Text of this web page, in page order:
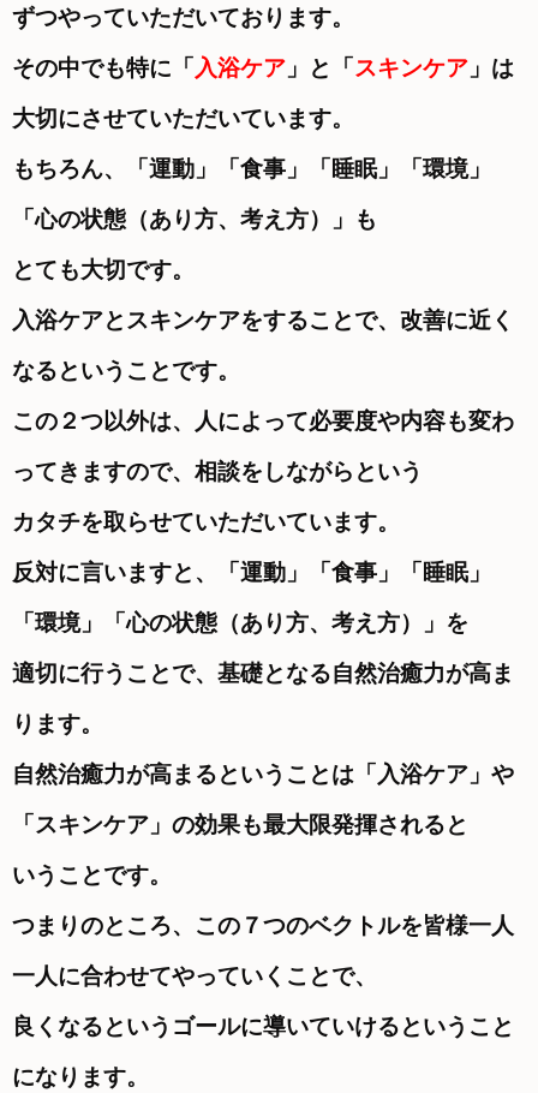
ずつやっていただいております。
その中でも特に「 入浴ケア 」と「 スキンケア 」は
大切にさせていただいています。
もちろん、「運動」「食事」「睡眠」「環境」
「心の状態（あり方、考え方）」も
とても大切です。
入浴ケアとスキンケアをすることで、改善に近く
なるということです。
この２つ以外は、人によって必要度や内容も変わ
ってきますので、相談をしながらという
カタチを取らせていただいています。
反対に言いますと、「運動」「食事」「睡眠」
「環境」「心の状態（あり方、考え方）」を
適切に行うことで、基礎となる自然治癒力が高ま
ります。
自然治癒力が高まるということは「入浴ケア」や
「スキンケア」の効果も最大限発揮されると
いうことです。
つまりのところ、この７つのベクトルを皆様一人
一人に合わせてやっていくことで、
良くなるというゴールに導いていけるということ
になります。